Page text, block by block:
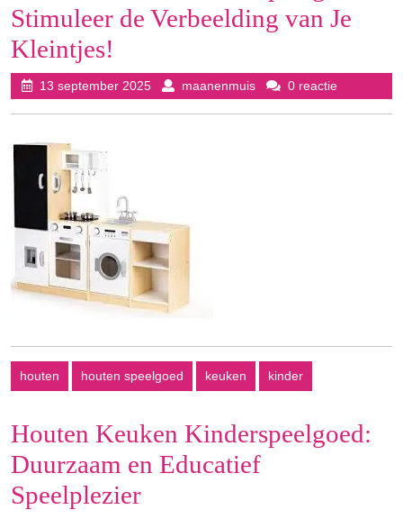
Stimuleer de Verbeelding van Je
Kleintjes!
13 september 202513
september
maanenmuismaanenmuis
0 reactie
houten houten speelgoed keuken kinder
Houten Keuken Kinderspeelgoed:
Duurzaam en Educatief
Speelplezier